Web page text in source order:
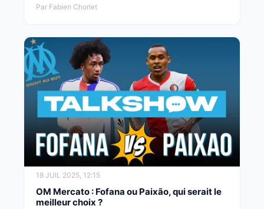
Par Fabien Chorlet
18 JUIL 2025, 12:15
OM Mercato : Fofana ou Paixão, qui serait le
meilleur choix ?